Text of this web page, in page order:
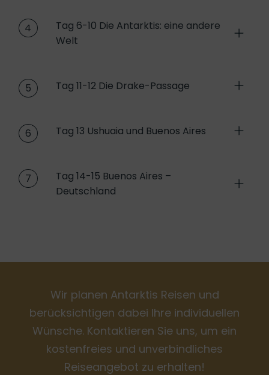
4
Tag 6-10 Die Antarktis: eine andere
Welt
5 Tag 11-12 Die Drake-Passage
6 Tag 13 Ushuaia und Buenos Aires
7
Tag 14-15 Buenos Aires –
Deutschland
Wir planen Antarktis Reisen und
berücksichtigen dabei Ihre individuellen
Wünsche. Kontaktieren Sie uns, um ein
kostenfreies und unverbindliches
Reiseangebot zu erhalten!